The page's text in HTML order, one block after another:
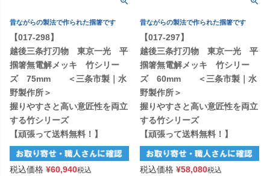
昔ながらの製法で作られた掴箸です
【017-298】
越後三条打刃物 東京一光 平
掴箸無電解メッキ 竹シリー
ズ 75mm ＜三条市製｜水
野製作所＞
握りやすさと高い意匠性を両立
する竹シリーズ
【頑張って送料無料！】
税込価格 ¥60,940税込
昔ながらの製法で作られた掴箸です
【017-297】
越後三条打刃物 東京一光 平
掴箸無電解メッキ 竹シリー
ズ 60mm ＜三条市製｜水
野製作所＞
握りやすさと高い意匠性を両立
する竹シリーズ
【頑張って送料無料！】
税込価格 ¥58,080税込